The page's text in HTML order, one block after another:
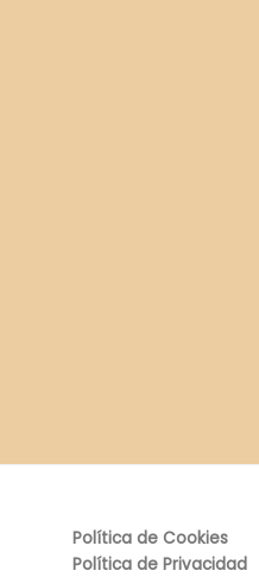
Política de Cookies
Política de Privacidad